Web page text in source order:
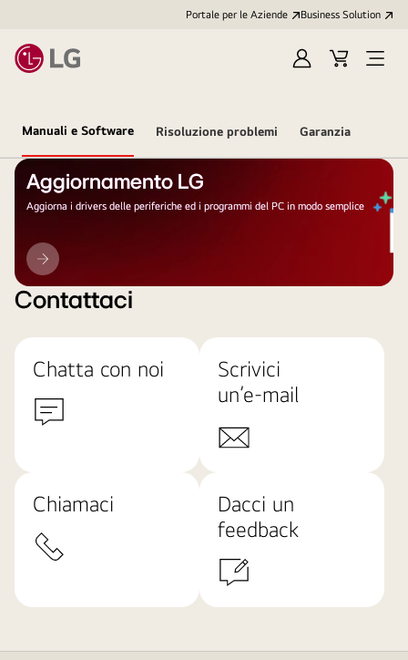
Portale per le Aziende Business Solution
AccediCart
Open
Manuali e Software Risoluzione problemi Garanzia
Aggiornamento LG
Aggiorna i drivers delle periferiche ed i programmi del PC in modo semplice
Aggiornamento
LG
Contattaci
Chatta con noi
Scrivici
un’e-mail
Chiamaci
Dacci un
feedback